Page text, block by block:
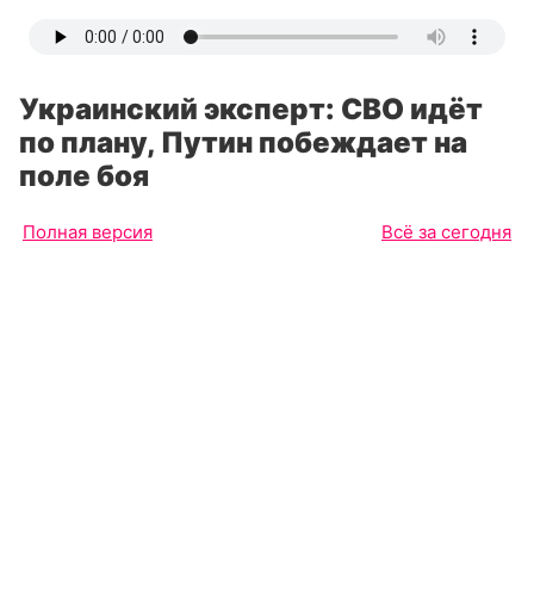
Украинский эксперт: СВО идёт
по плану, Путин побеждает на
поле боя
Полная версия Всё за сегодня